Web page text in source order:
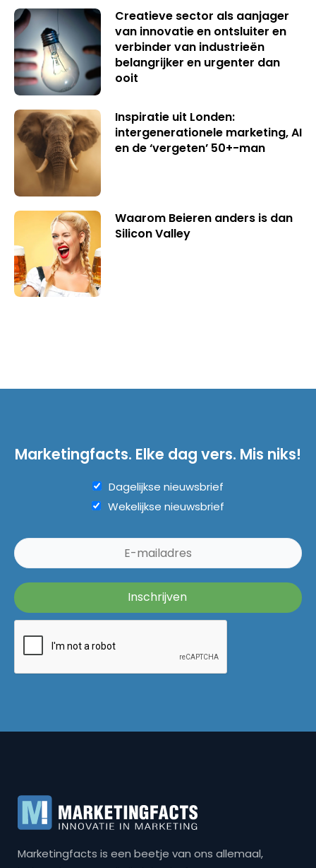
Creatieve sector als aanjager
van innovatie en ontsluiter en
verbinder van industrieën
belangrijker en urgenter dan
ooit
Inspiratie uit Londen:
intergenerationele marketing, AI
en de ‘vergeten’ 50+-man
Waarom Beieren anders is dan
Silicon Valley
Marketingfacts. Elke dag vers. Mis niks!
Dagelijkse nieuwsbrief
Wekelijkse nieuwsbrief
Marketingfacts is een beetje van ons allemaal,